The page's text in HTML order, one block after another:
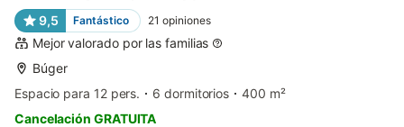
9,5 Fantástico 21 opiniones
Mejor valorado por las familias
Búger
Espacio para 12 pers.
6 dormitorios
400 m²
Cancelación GRATUITA